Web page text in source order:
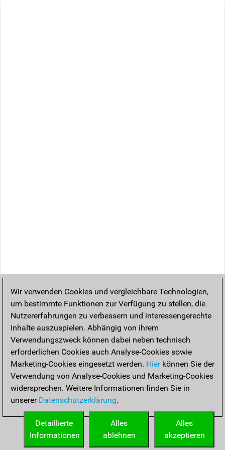
Wir verwenden Cookies und vergleichbare Technologien,
um bestimmte Funktionen zur Verfügung zu stellen, die
Nutzererfahrungen zu verbessern und interessengerechte
Inhalte auszuspielen. Abhängig von ihrem
Verwendungszweck können dabei neben technisch
erforderlichen Cookies auch Analyse-Cookies sowie
Marketing-Cookies eingesetzt werden. Hierkönnen Sie der
Verwendung von Analyse-Cookies und Marketing-Cookies
widersprechen. Weitere Informationen finden Sie in
unserer Datenschutzerklärung.
Alles
akzeptieren
Alles
ablehnen
Detaillierte
Informationen